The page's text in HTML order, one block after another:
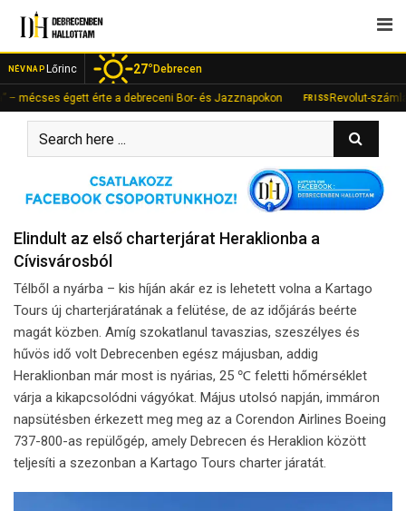
content
NÉVNAP Lőrinc 27°Debrecen
égett érte a debreceni Bor- és Jazznapokon FRISS Revolut-számlán fialt
Elindult az első charterjárat Heraklionba a
Cívisvárosból
Télből a nyárba – kis híján akár ez is lehetett volna a Kartago
Tours új charterjáratának a felütése, de az időjárás beérte
magát közben. Amíg szokatlanul tavaszias, szeszélyes és
hűvös idő volt Debrecenben egész májusban, addig
Heraklionban már most is nyárias, 25 ℃ feletti hőmérséklet
várja a kikapcsolódni vágyókat. Május utolsó napján, immáron
napsütésben érkezett meg meg az a Corendon Airlines Boeing
737-800-as repülőgép, amely Debrecen és Heraklion között
teljesíti a szezonban a Kartago Tours charter járatát.